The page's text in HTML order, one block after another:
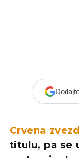
Crvena
titulu, pa se